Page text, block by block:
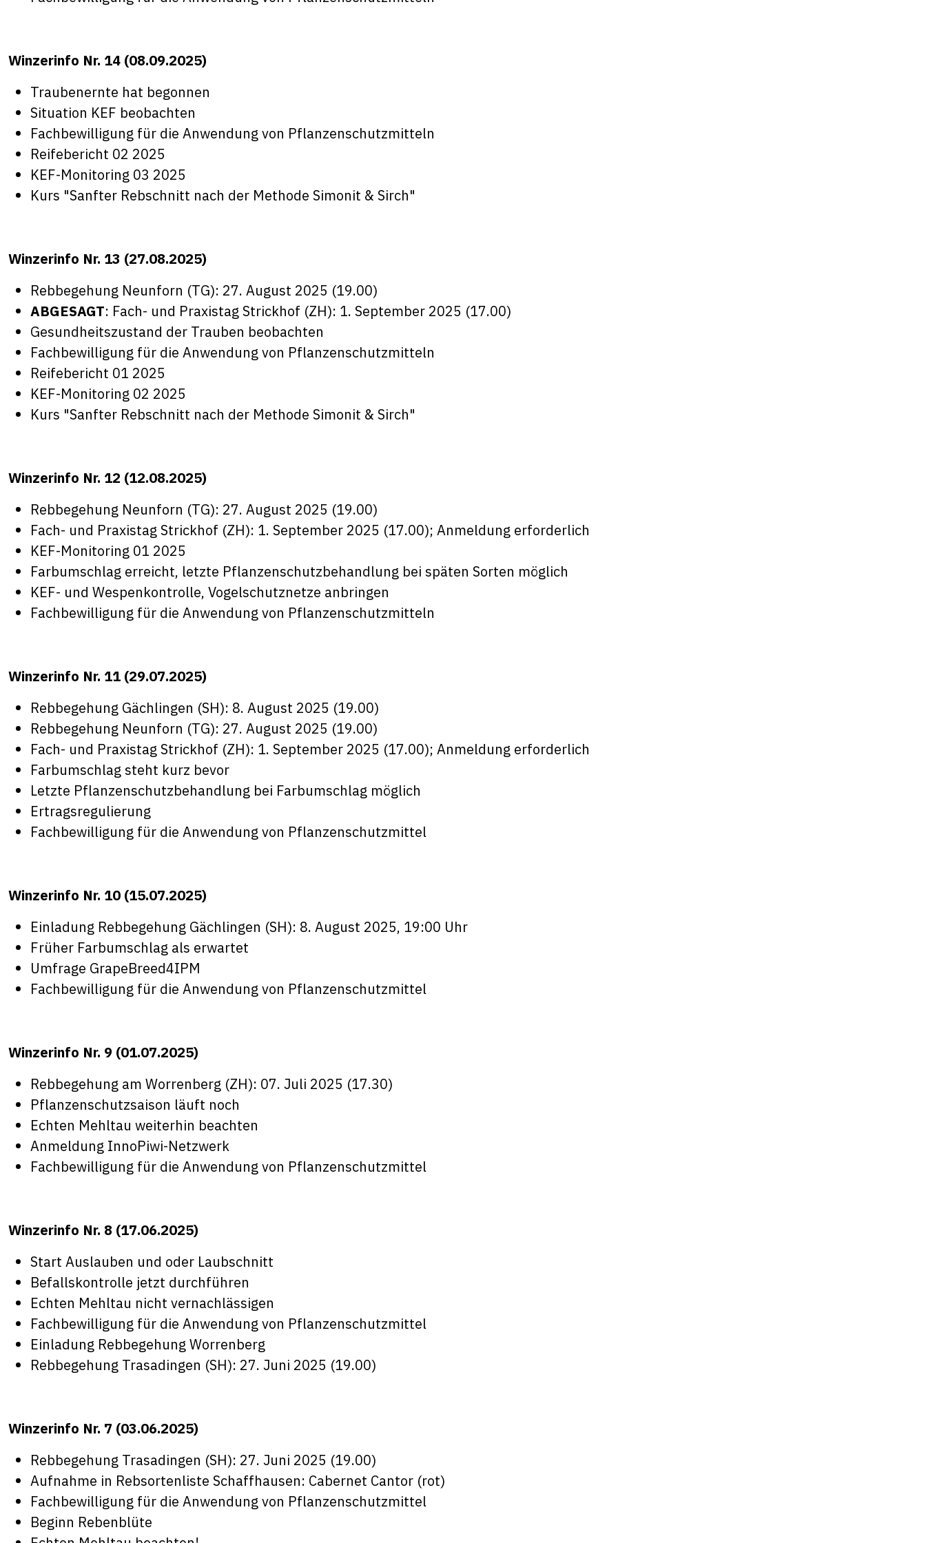
Winzerinfo Nr. 14 (08.09.2025)
Traubenernte hat begonnen
Situation KEF beobachten
Fachbewilligung für die Anwendung von Pflanzenschutzmitteln
Reifebericht 02 2025
KEF-Monitoring 03 2025
Kurs "Sanfter Rebschnitt nach der Methode Simonit & Sirch"
Winzerinfo Nr. 13 (27.08.2025)
Rebbegehung Neunforn (TG): 27. August 2025 (19.00)
ABGESAGT: Fach- und Praxistag Strickhof (ZH): 1. September 2025 (17.00)
Gesundheitszustand der Trauben beobachten
Fachbewilligung für die Anwendung von Pflanzenschutzmitteln
Reifebericht 01 2025
KEF-Monitoring 02 2025
Kurs "Sanfter Rebschnitt nach der Methode Simonit & Sirch"
Winzerinfo Nr. 12 (12.08.2025)
Rebbegehung Neunforn (TG): 27. August 2025 (19.00)
Fach- und Praxistag Strickhof (ZH): 1. September 2025 (17.00); Anmeldung erforderlich
KEF-Monitoring 01 2025
Farbumschlag erreicht, letzte Pflanzenschutzbehandlung bei späten Sorten möglich
KEF- und Wespenkontrolle, Vogelschutznetze anbringen
Fachbewilligung für die Anwendung von Pflanzenschutzmitteln
Winzerinfo Nr. 11 (29.07.2025)
Rebbegehung Gächlingen (SH): 8. August 2025 (19.00)
Rebbegehung Neunforn (TG): 27. August 2025 (19.00)
Fach- und Praxistag Strickhof (ZH): 1. September 2025 (17.00); Anmeldung erforderlich
Farbumschlag steht kurz bevor
Letzte Pflanzenschutzbehandlung bei Farbumschlag möglich
Ertragsregulierung
Fachbewilligung für die Anwendung von Pflanzenschutzmittel
Winzerinfo Nr. 10 (15.07.2025)
Einladung Rebbegehung Gächlingen (SH): 8. August 2025, 19:00 Uhr
Früher Farbumschlag als erwartet
Umfrage GrapeBreed4IPM
Fachbewilligung für die Anwendung von Pflanzenschutzmittel
Winzerinfo Nr. 9 (01.07.2025)
Rebbegehung am Worrenberg (ZH): 07. Juli 2025 (17.30)
Pflanzenschutzsaison läuft noch
Echten Mehltau weiterhin beachten
Anmeldung InnoPiwi-Netzwerk
Fachbewilligung für die Anwendung von Pflanzenschutzmittel
Winzerinfo Nr. 8 (17.06.2025)
Start Auslauben und oder Laubschnitt
Befallskontrolle jetzt durchführen
Echten Mehltau nicht vernachlässigen
Fachbewilligung für die Anwendung von Pflanzenschutzmittel
Einladung Rebbegehung Worrenberg
Rebbegehung Trasadingen (SH): 27. Juni 2025 (19.00)
Winzerinfo Nr. 7 (03.06.2025)
Rebbegehung Trasadingen (SH): 27. Juni 2025 (19.00)
Aufnahme in Rebsortenliste Schaffhausen: Cabernet Cantor (rot)
Fachbewilligung für die Anwendung von Pflanzenschutzmittel
Beginn Rebenblüte